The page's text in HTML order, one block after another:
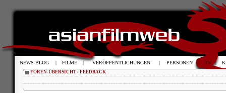
FOREN-ÜBERSICHT ‹ FEEDBACK
NEWS-BLOG | FILME | VERÖFFENTLICHUNGEN | PERSONEN | TV |